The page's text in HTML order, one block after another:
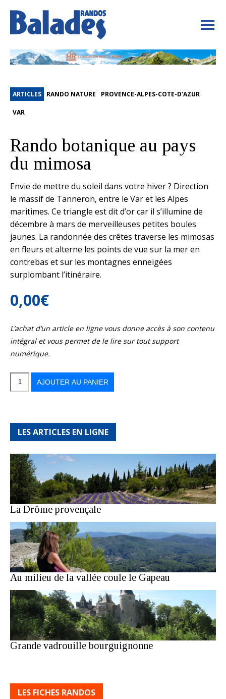
ARTICLES RANDO NATURE PROVENCE-ALPES-COTE-D'AZUR
VAR
Rando botanique au pays
du mimosa
Envie de mettre du soleil dans votre hiver ? Direction
le massif de Tanneron, entre le Var et les Alpes
maritimes. Ce triangle est dit d’or car il s’illumine de
décembre à mars de merveilleuses petites boules
jaunes. La randonnée des crêtes traverse les mimosas
en fleurs et alterne les points de vue sur la mer en
contrebas et sur les montagnes enneigées
surplombant l’itinéraire.
0,00€
L’achat d’un article en ligne vous donne accès à son contenu
intégral et vous permet de le lire sur tout support
numérique.
quantité
du
AJOUTER AU PANIER
LES ARTICLES EN LIGNE
La Drôme provençale
Au milieu de la vallée coule le Gapeau
Grande vadrouille bourguignonne
LES FICHES RANDOS